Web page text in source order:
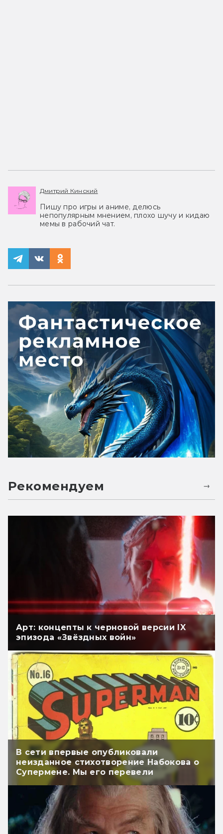
Дмитрий Кинский
Пишу про игры и аниме, делюсь
непопулярным мнением, плохо шучу и кидаю
мемы в рабочий чат.
Рекомендуем
Арт: концепты к черновой версии IX
эпизода «Звёздных войн»
В сети впервые опубликовали
неизданное стихотворение Набокова о
Супермене. Мы его перевели